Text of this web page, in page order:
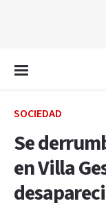
SOCIEDAD
Se
en Villa